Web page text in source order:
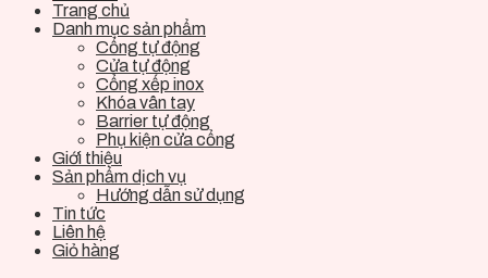
Trang chủ
Danh mục sản phẩm
Cổng tự động
Cửa tự động
Cổng xếp inox
Khóa vân tay
Barrier tự động
Phụ kiện cửa cổng
Giới thiệu
Sản phẩm dịch vụ
Hướng dẫn sử dụng
Tin tức
Liên hệ
Giỏ hàng